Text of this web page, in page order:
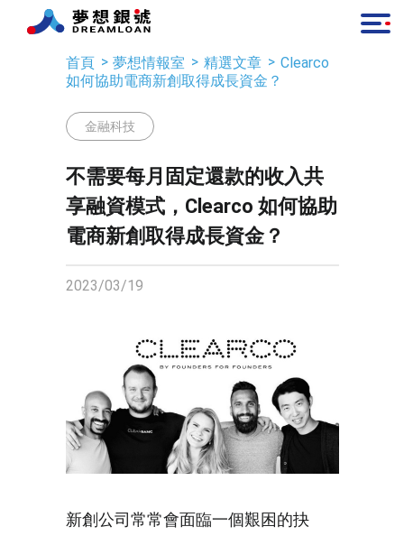
首頁 夢想情報室 精選文章
Clearco
如何協助電商新創取得成長資金？
金融科技
不需要每月固定還款的收入共
享融資模式，Clearco 如何協助
電商新創取得成長資金？
2023/03/19
新創公司常常會面臨一個艱困的抉